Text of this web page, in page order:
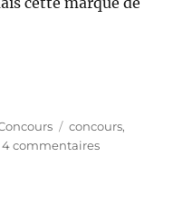
Étiquettes
concours,
4 commentairessur